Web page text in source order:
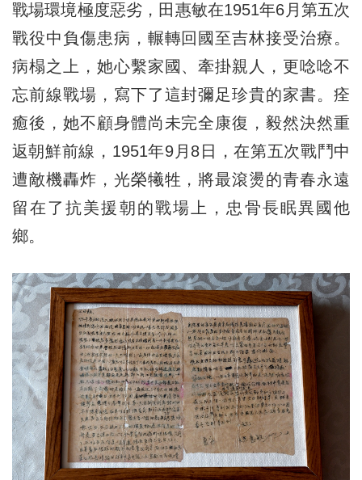
戰場環境極度惡劣，田惠敏在1951年6月第五次
戰役中負傷患病，輾轉回國至吉林接受治療。
病榻之上，她心繫家國、牽掛親人，更唸唸不
忘前線戰場，寫下了這封彌足珍貴的家書。痊
癒後，她不顧身體尚未完全康復，毅然決然重
返朝鮮前線，1951年9月8日，在第五次戰鬥中
遭敵機轟炸，光榮犧牲，將最滾燙的青春永遠
留在了抗美援朝的戰場上，忠骨長眠異國他
鄉。